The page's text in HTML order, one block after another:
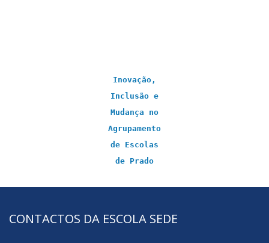
Inovação,
Inclusão e
Mudança no
Agrupamento
de Escolas
de Prado
CONTACTOS DA ESCOLA SEDE